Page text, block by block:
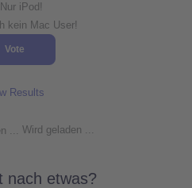
Nur iPod!
kein Mac User!
Results
Wird geladen ...
nach etwas?